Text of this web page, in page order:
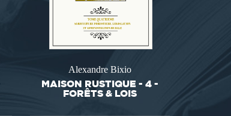
Alexandre Bixio
MAISON RUSTIQUE - 4 -
FORÊTS & LOIS